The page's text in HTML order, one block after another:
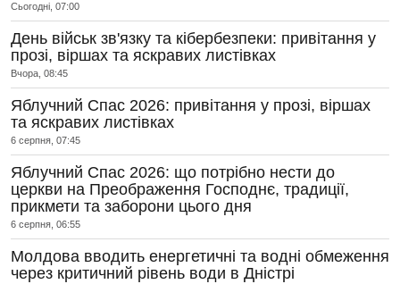
Сьогодні, 07:00
День військ зв'язку та кібербезпеки: привітання у
прозі, віршах та яскравих листівках
Вчора, 08:45
Яблучний Спас 2026: привітання у прозі, віршах
та яскравих листівках
6 серпня, 07:45
Яблучний Спас 2026: що потрібно нести до
церкви на Преображення Господнє, традиції,
прикмети та заборони цього дня
6 серпня, 06:55
Молдова вводить енергетичні та водні обмеження
через критичний рівень води в Дністрі